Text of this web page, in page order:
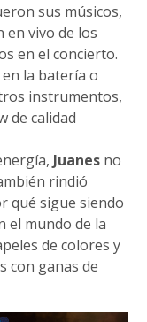
sus músicos,
vivo de los
en el concierto.
la batería o
instrumentos,
de calidad
Juanes no
rindió
qué sigue siendo
el mundo de la
de colores y
con ganas de